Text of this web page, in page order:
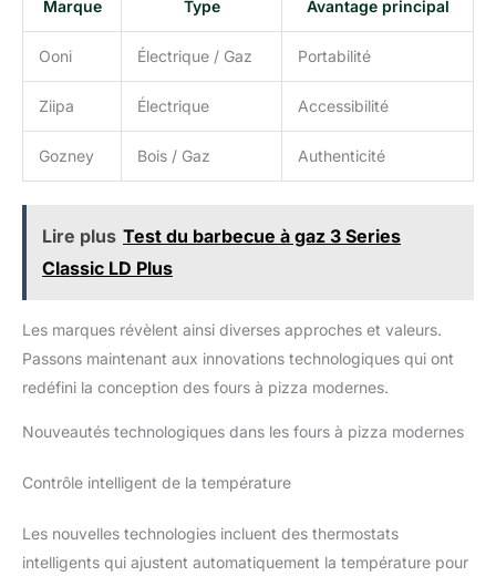
utilisation. ✔ 4 COLORIS ÉLÉGANTS DISPONIBLES : Charbon,
Eucalyptus, Terracotta et Ardoise — des teintes modernes pour
s’adapter à tous les styles d’extérieur. ✔ ENTRETIEN FACILE &
MATÉRIAUX DURABLES : Pierre en cordiérite nettoyable à la
brosse, matériaux robustes conçus pour durer.
Marque Type Avantage principal
Ooni Électrique / Gaz Portabilité
Ziipa Électrique Accessibilité
Gozney Bois / Gaz Authenticité
Lire plus Test du barbecue à gaz 3 Series
Classic LD Plus
Les marques révèlent ainsi diverses approches et valeurs.
Passons maintenant aux innovations technologiques qui ont
redéfini la conception des fours à pizza modernes.
Nouveautés technologiques dans les fours à pizza modernes
Contrôle intelligent de la température
Les nouvelles technologies incluent des thermostats
intelligents qui ajustent automatiquement la température pour